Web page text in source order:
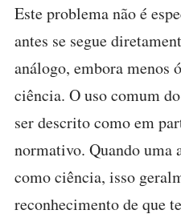
Este problema não é
antes se segue
análogo, embora menos
ciência. O uso comum
ser descrito como em
normativo. Quando uma
como ciência, isso
reconhecimento de que